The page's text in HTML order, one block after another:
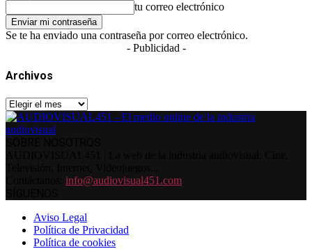
tu correo electrónico
Se te ha enviado una contraseña por correo electrónico.
- Publicidad -
Archivos
Archivos
info@audiovisual451.com
Aviso Legal
Política de Privacidad
Política de cookies